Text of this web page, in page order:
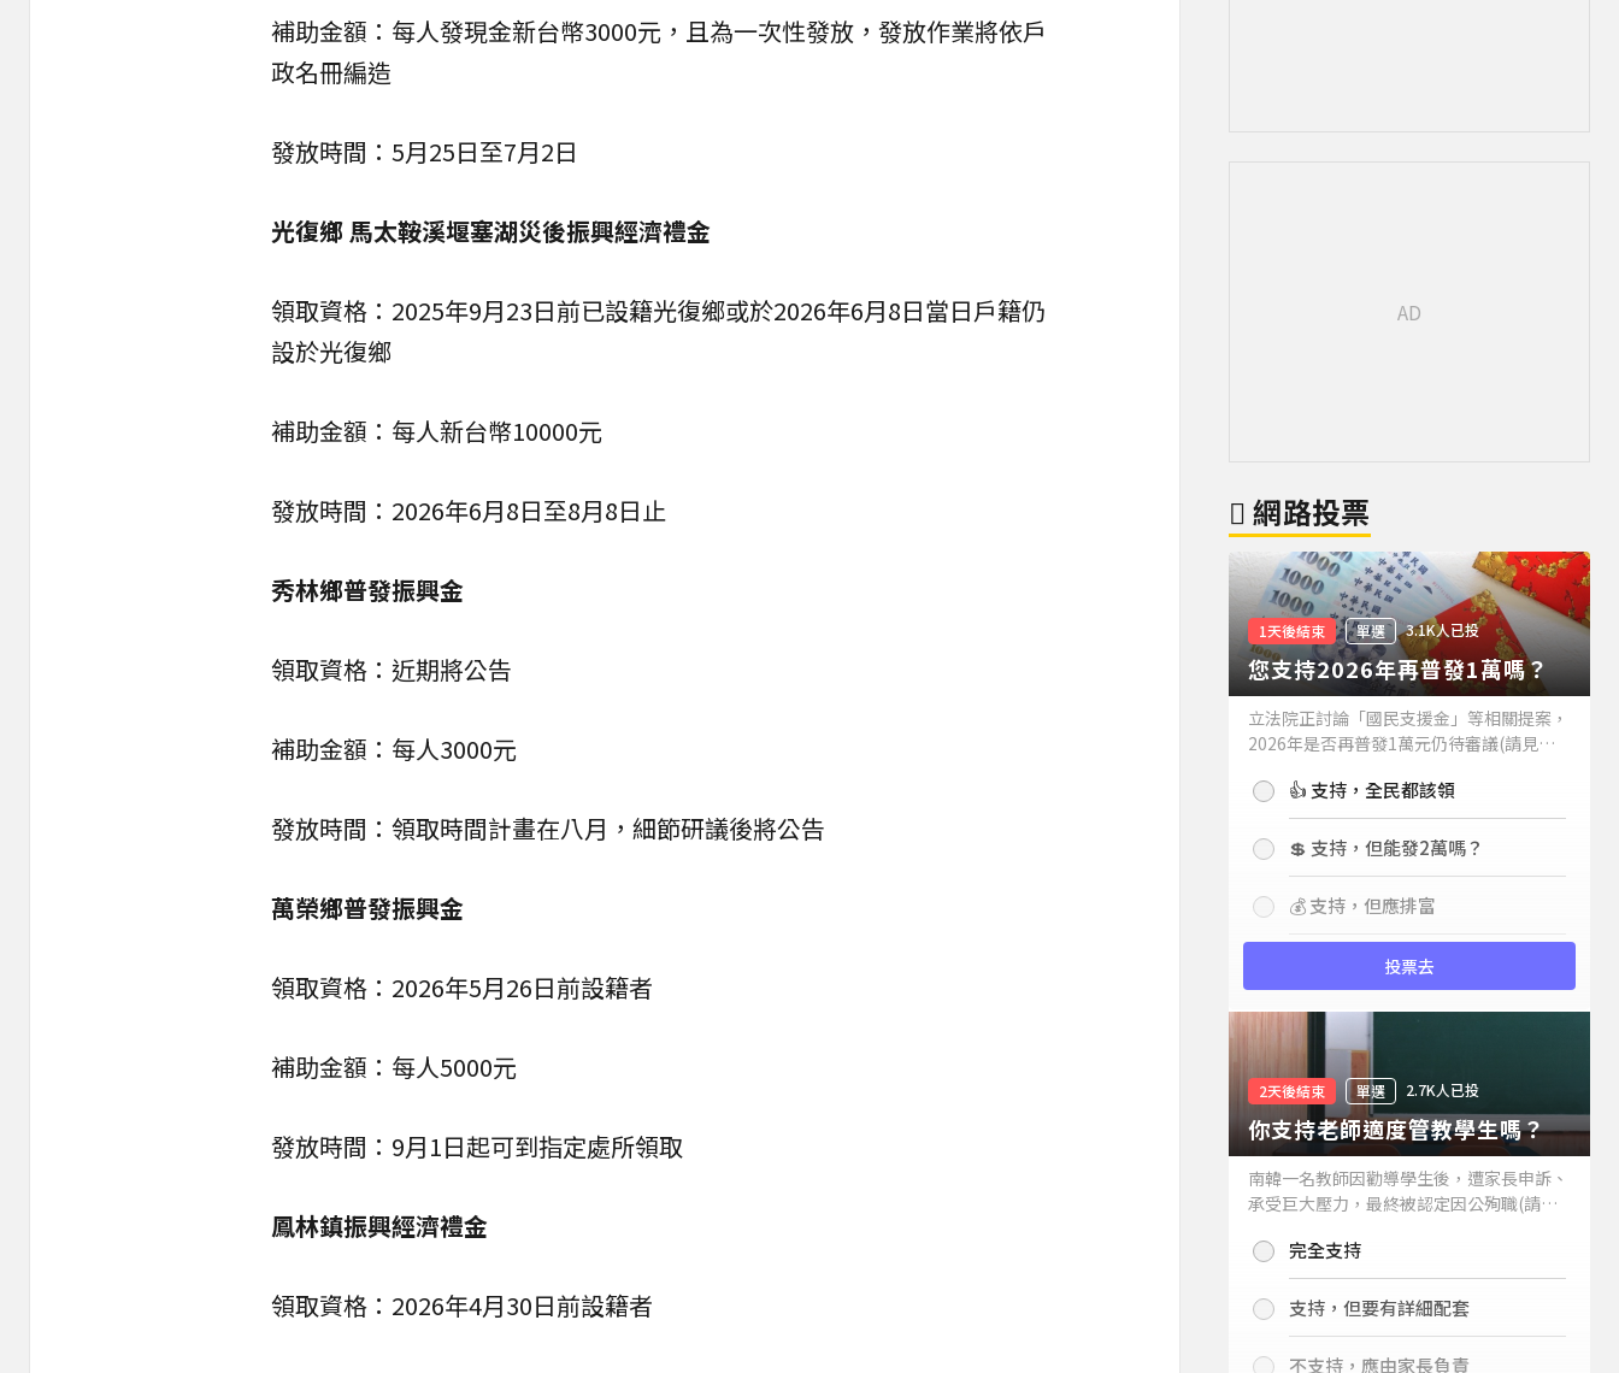
補助金額：每人發現金新台幣3000元，且為一次性發放，發放作業將依戶
政名冊編造
發放時間：5月25日至7月2日
光復鄉 馬太鞍溪堰塞湖災後振興經濟禮金
領取資格：2025年9月23日前已設籍光復鄉或於2026年6月8日當日戶籍仍
設於光復鄉
補助金額：每人新台幣10000元
發放時間：2026年6月8日至8月8日止
秀林鄉普發振興金
領取資格：近期將公告
補助金額：每人3000元
發放時間：領取時間計畫在八月，細節研議後將公告
萬榮鄉普發振興金
領取資格：2026年5月26日前設籍者
補助金額：每人5000元
發放時間：9月1日起可到指定處所領取
鳳林鎮振興經濟禮金
領取資格：2026年4月30日前設籍者
網路投票
1天後結束 單選 3.1K人已投
您支持2026年再普發1萬嗎？
立法院正討論「國民支援金」等相關提案，
2026年是否再普發1萬元仍待審議(請見下
持嗎？👍 支持，全民都該領
💲 支持，但能發2萬嗎？
💰 支持，但應排富
投票去
2天後結束 單選 2.7K人已投
你支持老師適度管教學生嗎？
南韓一名教師因勸導學生後，遭家長申訴、
承受巨大壓力，最終被認定因公殉職(請見
你支持老師適度管教學生嗎？
完全支持
支持，但要有詳細配套
不支持，應由家長負責